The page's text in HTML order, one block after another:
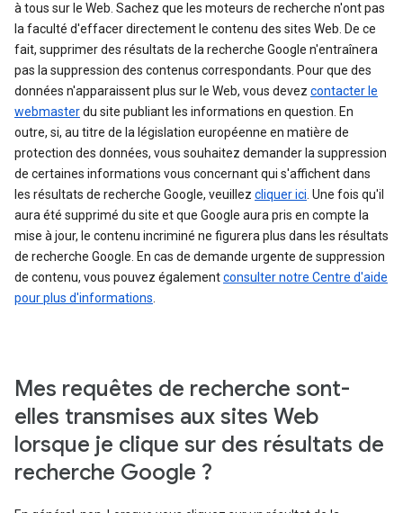
à tous sur le Web. Sachez que les moteurs de recherche n'ont pas
la faculté d'effacer directement le contenu des sites Web. De ce
fait, supprimer des résultats de la recherche Google n'entraînera
pas la suppression des contenus correspondants. Pour que des
données n'apparaissent plus sur le Web, vous devez contacter le
webmasterdu site publiant les informations en question. En
outre, si, au titre de la législation européenne en matière de
protection des données, vous souhaitez demander la suppression
de certaines informations vous concernant qui s'affichent dans
les résultats de recherche Google, veuillez cliquer ici . Une fois qu'il
aura été supprimé du site et que Google aura pris en compte la
mise à jour, le contenu incriminé ne figurera plus dans les résultats
de recherche Google. En cas de demande urgente de suppression
de contenu, vous pouvez égalementconsulter notre Centre d'aide
pour plus d'informations
Mes requêtes de recherche sont-
elles transmises aux sites Web
lorsque je clique sur des résultats de
recherche Google ?